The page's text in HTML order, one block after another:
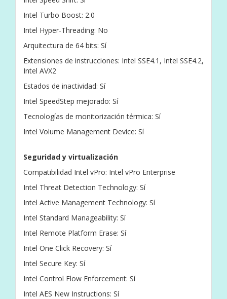
Intel Turbo Boost: 2.0
Intel Hyper-Threading: No
Arquitectura de 64 bits: Sí
Extensiones de instrucciones: Intel SSE4.1, Intel SSE4.2,
Intel AVX2
Estados de inactividad: Sí
Intel SpeedStep mejorado: Sí
Tecnologías de monitorización térmica: Sí
Intel Volume Management Device: Sí
Seguridad y virtualización
Compatibilidad Intel vPro: Intel vPro Enterprise
Intel Threat Detection Technology: Sí
Intel Active Management Technology: Sí
Intel Standard Manageability: Sí
Intel Remote Platform Erase: Sí
Intel One Click Recovery: Sí
Intel Secure Key: Sí
Intel Control Flow Enforcement: Sí
Intel AES New Instructions: Sí